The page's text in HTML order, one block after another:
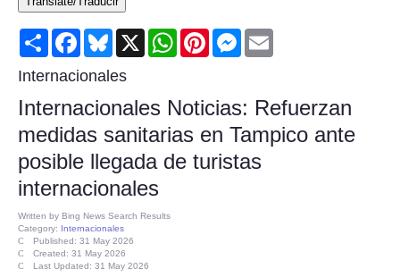
Consumer
Consumer Affairs Recalls
Food & Drug Recalls
Product Safety News
Health
Share FacebookBluesky
X WhatsAppPinterestMessenger
Internacionales
Internacionales Noticias: Refuerzan
medidas sanitarias en Tampico ante
posible llegada de turistas
internacionales
Written by Bing News Search Results
Category: Internacionales
Published: 31 May 2026
Created: 31 May 2026
Last Updated: 31 May 2026